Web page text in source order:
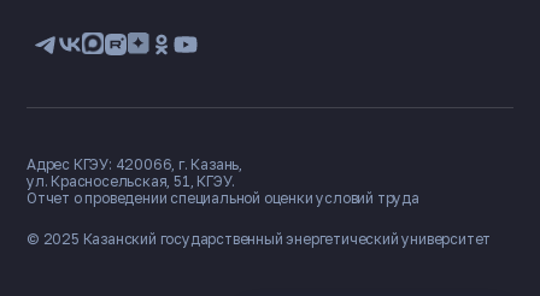
🏠 Общежитие
© 2025 Казанский государственный энергетический университет
Адрес КГЭУ: 420066, г. Казань,
ул. Красносельская, 51, КГЭУ.
Отчет о проведении специальной оценки условий труда